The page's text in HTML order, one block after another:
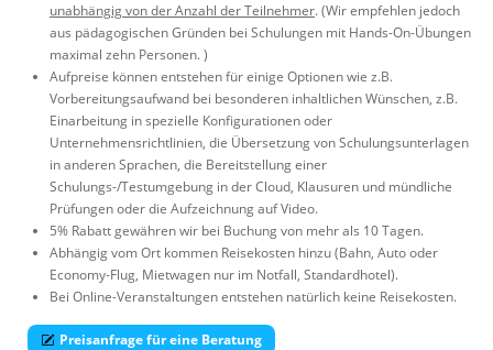
unabhängig von der Anzahl der Teilnehmer. (Wir empfehlen jedoch
aus pädagogischen Gründen bei Schulungen mit Hands-On-Übungen
maximal zehn Personen. )
Aufpreise können entstehen für einige Optionen wie z.B.
Vorbereitungsaufwand bei besonderen inhaltlichen Wünschen, z.B.
Einarbeitung in spezielle Konfigurationen oder
Unternehmensrichtlinien, die Übersetzung von Schulungsunterlagen
in anderen Sprachen, die Bereitstellung einer
Schulungs-/Testumgebung in der Cloud, Klausuren und mündliche
Prüfungen oder die Aufzeichnung auf Video.
5% Rabatt gewähren wir bei Buchung von mehr als 10 Tagen.
Abhängig vom Ort kommen Reisekosten hinzu (Bahn, Auto oder
Economy-Flug, Mietwagen nur im Notfall, Standardhotel).
Bei Online-Veranstaltungen entstehen natürlich keine Reisekosten.
Preisanfrage für eine Beratung